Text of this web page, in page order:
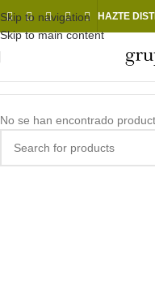
Skip to navigation
Skip to main content
HAZTE
No se han encontrado